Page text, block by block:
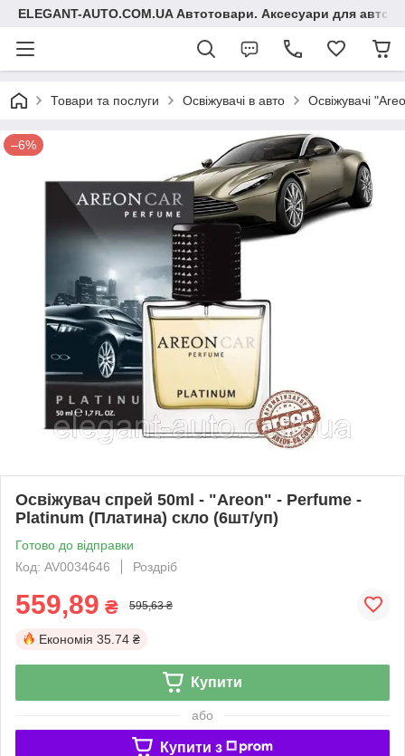
ELEGANT-AUTO.COM.UA Автотовари. Аксесуари для авто
Товари та послуги Освіжувачі в авто Освіжувачі
–6%
Освіжувач спрей 50ml - "Areon" - Perfume -
Platinum (Платина) скло (6шт/уп)
Готово до відправки
Код: AV0034646
Роздріб
559,89 ₴ 595,63 ₴
Економія 35.74 ₴
Купити
або
Купити з